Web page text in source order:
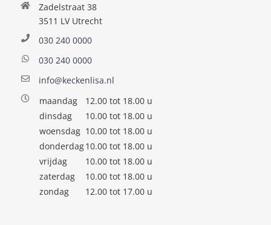
Zadelstraat 38
3511 LV Utrecht
030 240 0000
030 240 0000
info@keckenlisa.nl
maandag
12.00 tot 18.00 u
dinsdag
10.00 tot 18.00 u
woensdag 10.00 tot 18.00 u
donderdag10.00 tot 18.00 u
vrijdag
10.00 tot 18.00 u
zaterdag
10.00 tot 18.00 u
zondag
12.00 tot 17.00 u